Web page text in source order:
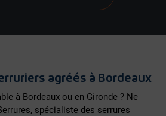
agréés à Bordeaux
à Bordeaux ou en Gironde ? Ne
spécialiste des serrures